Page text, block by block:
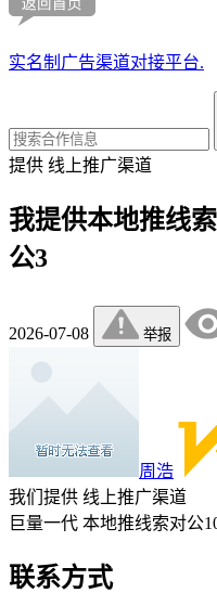
实名制广告渠道对接平台.
提供 线上推广渠道
我提供本地推线
公3
2026-07-08 举报
周浩
我们提供 线上推广渠道
巨量一代 本地推线索对公
联系方式